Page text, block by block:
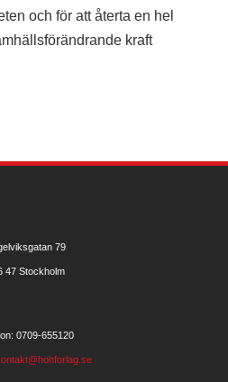
och för att återta en hel
kraft
79
47 Stockholm
0709-655120